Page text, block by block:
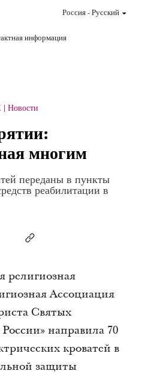
информация
Россия-Pусский
Новости
многим
переданы в пункты
реабилитации в
религиозная
Ассоциация
Святых
направила 70
кроватей в
защиты